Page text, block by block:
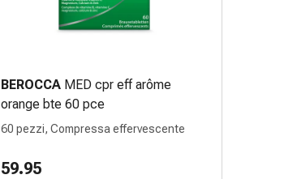
BEROCCA MED cpr eff arôme
orange bte 60 pce
60 pezzi, Compressa effervescente
59.95